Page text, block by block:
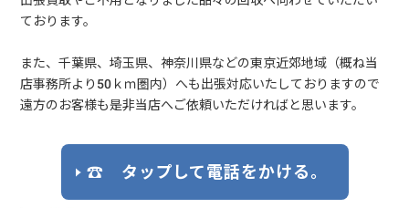
ております。
また、千葉県、埼玉県、神奈川県などの東京近郊地域（概ね当
店事務所より50ｋｍ圏内）へも出張対応いたしておりますので
遠方のお客様も是非当店へご依頼いただければと思います。
☎ タップして電話をかける。